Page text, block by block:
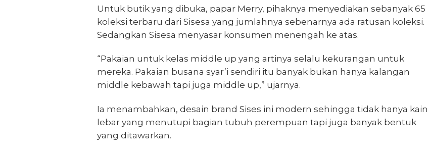
Untuk butik yang dibuka, papar Merry, pihaknya menyediakan sebanyak 65
koleksi terbaru dari Sisesa yang jumlahnya sebenarnya ada ratusan koleksi.
Sedangkan Sisesa menyasar konsumen menengah ke atas.
“Pakaian untuk kelas middle up yang artinya selalu kekurangan untuk
mereka. Pakaian busana syar’i sendiri itu banyak bukan hanya kalangan
middle kebawah tapi juga middle up,” ujarnya.
Ia menambahkan, desain brand Sises ini modern sehingga tidak hanya kain
lebar yang menutupi bagian tubuh perempuan tapi juga banyak bentuk
yang ditawarkan.